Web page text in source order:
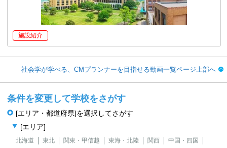
施設紹介
社会学が学べる、CMプランナーを目指せる動画一覧ページ上部へ
条件を変更して学校をさがす
[エリア・都道府県]を選択してさがす
[エリア]
北海道 東北 関東・甲信越 東海・北陸 関西
中国・四国